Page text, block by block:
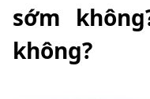
sớm
không?